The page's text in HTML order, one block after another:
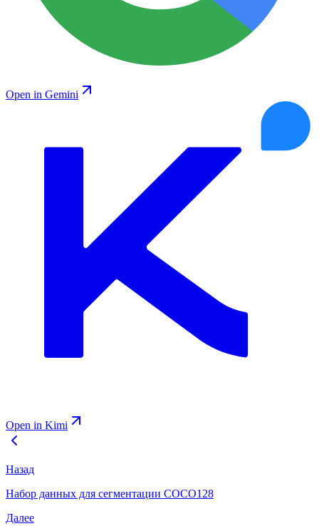
Open in Gemini
Open in Kimi
Назад
Набор данных для сегментации COCO128
Далее